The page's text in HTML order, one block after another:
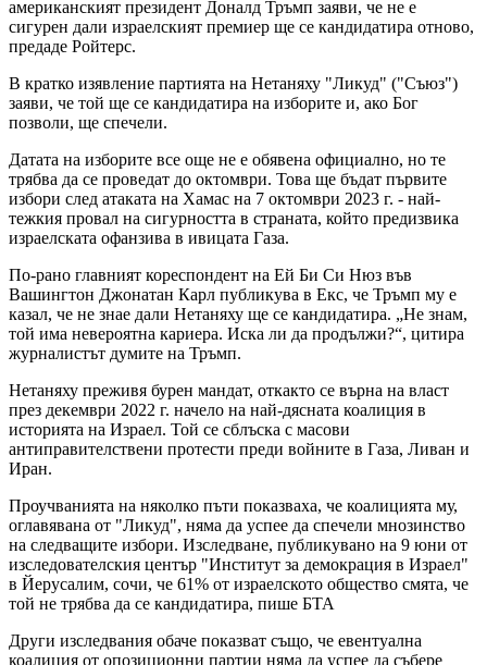
американският президент Доналд Тръмп заяви, че не е
сигурен дали израелският премиер ще се кандидатира отново,
предаде Ройтерс.
В кратко изявление партията на Нетаняху "Ликуд" ("Съюз")
заяви, че той ще се кандидатира на изборите и, ако Бог
позволи, ще спечели.
Датата на изборите все още не е обявена официално, но те
трябва да се проведат до октомври. Това ще бъдат първите
избори след атаката на Хамас на 7 октомври 2023 г. - най-
тежкия провал на сигурността в страната, който предизвика
израелската офанзива в ивицата Газа.
По-рано главният кореспондент на Ей Би Си Нюз във
Вашингтон Джонатан Карл публикува в Екс, че Тръмп му е
казал, че не знае дали Нетаняху ще се кандидатира. „Не знам,
той има невероятна кариера. Иска ли да продължи?“, цитира
журналистът думите на Тръмп.
Нетаняху преживя бурен мандат, откакто се върна на власт
през декември 2022 г. начело на най-дясната коалиция в
историята на Израел. Той се сблъска с масови
антиправителствени протести преди войните в Газа, Ливан и
Иран.
Проучванията на няколко пъти показваха, че коалицията му,
оглавявана от "Ликуд", няма да успее да спечели мнозинство
на следващите избори. Изследване, публикувано на 9 юни от
изследователския център "Институт за демокрация в Израел"
в Йерусалим, сочи, че 61% от израелското общество смята, че
той не трябва да се кандидатира, пише БТА
Други изследвания обаче показват също, че евентуална
коалиция от опозиционни партии няма да успее да събере